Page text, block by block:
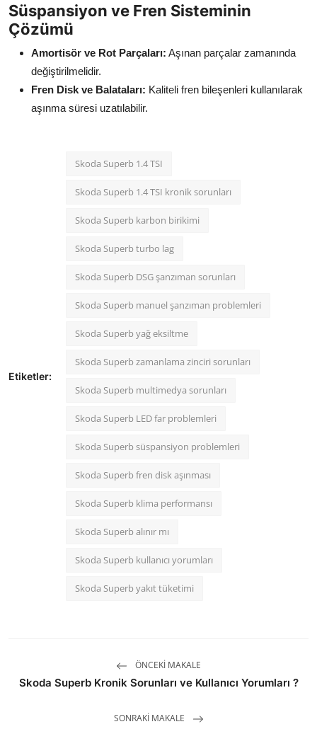
Süspansiyon ve Fren Sisteminin
Çözümü
Amortisör ve Rot Parçaları: Aşınan parçalar zamanında
değiştirilmelidir.
Fren Disk ve Balataları: Kaliteli fren bileşenleri kullanılarak
aşınma süresi uzatılabilir.
Etiketler:
Skoda Superb 1.4 TSI
Skoda Superb 1.4 TSI kronik sorunları
Skoda Superb karbon birikimi
Skoda Superb turbo lag
Skoda Superb DSG şanzıman sorunları
Skoda Superb manuel şanzıman problemleri
Skoda Superb yağ eksiltme
Skoda Superb zamanlama zinciri sorunları
Skoda Superb multimedya sorunları
Skoda Superb LED far problemleri
Skoda Superb süspansiyon problemleri
Skoda Superb fren disk aşınması
Skoda Superb klima performansı
Skoda Superb alınır mı
Skoda Superb kullanıcı yorumları
Skoda Superb yakıt tüketimi
ÖNCEKI MAKALE
Skoda Superb Kronik Sorunları ve Kullanıcı Yorumları ?
SONRAKI MAKALE